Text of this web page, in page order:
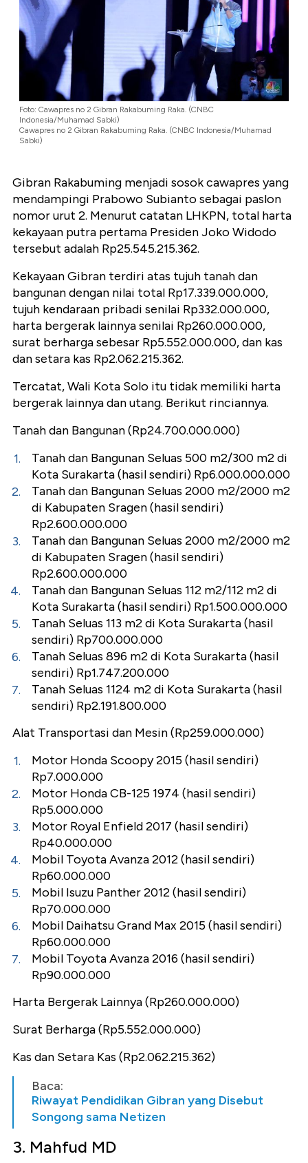
Foto: Cawapres no 2 Gibran Rakabuming Raka. (CNBC
Indonesia/Muhamad Sabki)
Cawapres no 2 Gibran Rakabuming Raka. (CNBC Indonesia/Muhamad
Sabki)
Gibran Rakabuming menjadi sosok cawapres yang
mendampingi Prabowo Subianto sebagai paslon
nomor urut 2. Menurut catatan LHKPN, total harta
kekayaan putra pertama Presiden Joko Widodo
tersebut adalah Rp25.545.215.362.
Kekayaan Gibran terdiri atas tujuh tanah dan
bangunan dengan nilai total Rp17.339.000.000,
tujuh kendaraan pribadi senilai Rp332.000.000,
harta bergerak lainnya senilai Rp260.000.000,
surat berharga sebesar Rp5.552.000.000, dan kas
dan setara kas Rp2.062.215.362.
Tercatat, Wali Kota Solo itu tidak memiliki harta
bergerak lainnya dan utang. Berikut rinciannya.
Tanah dan Bangunan (Rp24.700.000.000)
Tanah dan Bangunan Seluas 500 m2/300 m2 di
Kota Surakarta (hasil sendiri) Rp6.000.000.000
Tanah dan Bangunan Seluas 2000 m2/2000 m2
di Kabupaten Sragen (hasil sendiri)
Rp2.600.000.000
Tanah dan Bangunan Seluas 2000 m2/2000 m2
di Kabupaten Sragen (hasil sendiri)
Rp2.600.000.000
Tanah dan Bangunan Seluas 112 m2/112 m2 di
Kota Surakarta (hasil sendiri) Rp1.500.000.000
Tanah Seluas 113 m2 di Kota Surakarta (hasil
sendiri) Rp700.000.000
Tanah Seluas 896 m2 di Kota Surakarta (hasil
sendiri) Rp1.747.200.000
Tanah Seluas 1124 m2 di Kota Surakarta (hasil
sendiri) Rp2.191.800.000
Alat Transportasi dan Mesin (Rp259.000.000)
Motor Honda Scoopy 2015 (hasil sendiri)
Rp7.000.000
Motor Honda CB-125 1974 (hasil sendiri)
Rp5.000.000
Motor Royal Enfield 2017 (hasil sendiri)
Rp40.000.000
Mobil Toyota Avanza 2012 (hasil sendiri)
Rp60.000.000
Mobil Isuzu Panther 2012 (hasil sendiri)
Rp70.000.000
Mobil Daihatsu Grand Max 2015 (hasil sendiri)
Rp60.000.000
Mobil Toyota Avanza 2016 (hasil sendiri)
Rp90.000.000
Harta Bergerak Lainnya (Rp260.000.000)
Surat Berharga (Rp5.552.000.000)
Kas dan Setara Kas (Rp2.062.215.362)
Baca:
Riwayat Pendidikan Gibran yang Disebut
Songong sama Netizen
3. Mahfud MD